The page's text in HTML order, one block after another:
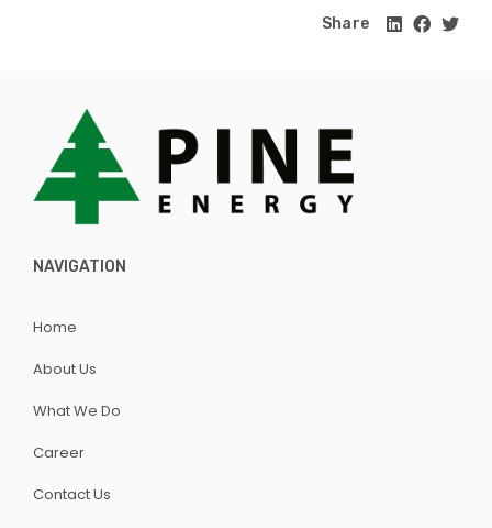
Share
NAVIGATION
Home
About Us
What We Do
Career
Contact Us